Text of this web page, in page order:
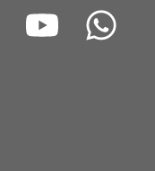
Y
W